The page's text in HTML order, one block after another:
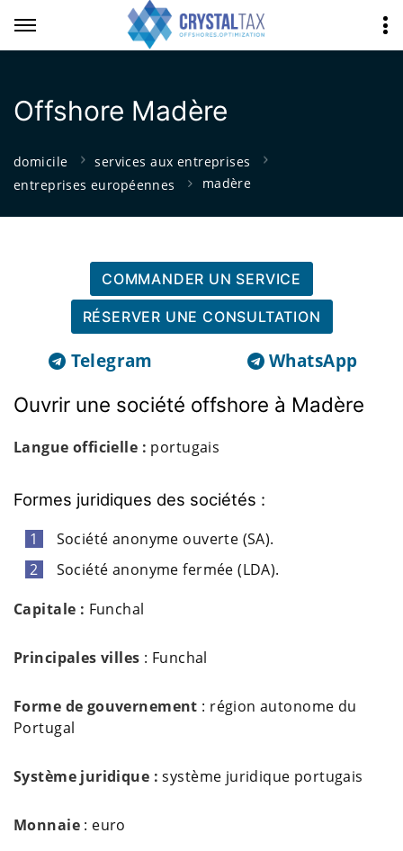
Offshore Madère
domicile
services aux entreprises
entreprises européennes
madère
COMMANDER UN SERVICE
RÉSERVER UNE CONSULTATION
Telegram WhatsApp
Ouvrir une société offshore à Madère
Langue officielle : portugais
Formes juridiques des sociétés :
Société anonyme ouverte (SA).
Société anonyme fermée (LDA).
Capitale : Funchal
Principales villes : Funchal
Forme de gouvernement : région autonome du
Portugal
Système juridique : système juridique portugais
Monnaie: euro